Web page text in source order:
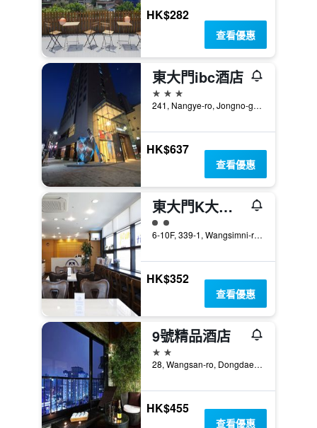
HK$282
查看優惠
東大門ibc酒店
3星級
241, Nangye-ro, Jongno-gu, 首爾, 韓國
HK$637
查看優惠
東大門K大旅館
2星級評級
6-10F, 339-1, Wangsimni-ro, 首爾, 韓國
HK$352
查看優惠
9號精品酒店
2星級
28, Wangsan-ro, Dongdaemun-gu, 首爾, 韓國
HK$455
查看優惠